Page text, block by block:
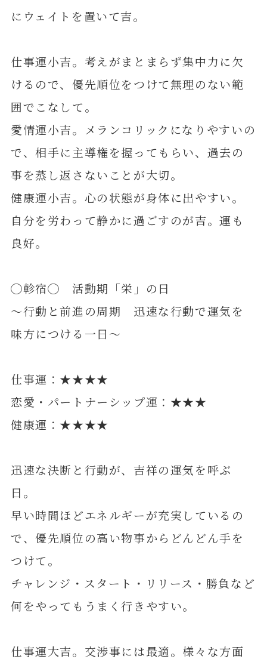
にウェイトを置いて吉。
仕事運小吉。考えがまとまらず集中力に欠
けるので、優先順位をつけて無理のない範
囲でこなして。
愛情運小吉。メランコリックになりやすいの
で、相手に主導権を握ってもらい、過去の
事を蒸し返さないことが大切。
健康運小吉。心の状態が身体に出やすい。
自分を労わって静かに過ごすのが吉。運も
良好。
◯軫宿◯ 活動期「栄」の日
～行動と前進の周期 迅速な行動で運気を
味方につける一日～
仕事運：★★★★
恋愛・パートナーシップ運：★★★
健康運：★★★★
迅速な決断と行動が、吉祥の運気を呼ぶ
日。
早い時間ほどエネルギーが充実しているの
で、優先順位の高い物事からどんどん手を
つけて。
チャレンジ・スタート・リリース・勝負など
何をやってもうまく行きやすい。
仕事運大吉。交渉事には最適。様々な方面